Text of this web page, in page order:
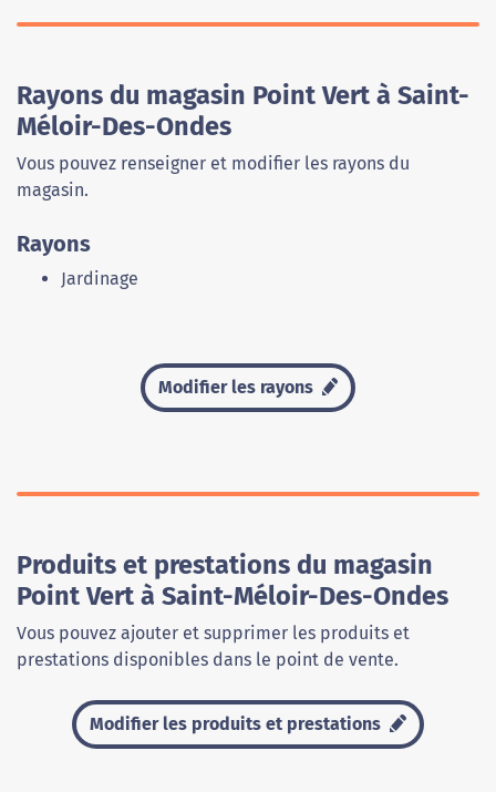
Rayons du magasin Point Vert à Saint-
Méloir-Des-Ondes
Vous pouvez renseigner et modifier les rayons du
magasin.
Rayons
Jardinage
Modifier les rayons
Produits et prestations du magasin
Point Vert à Saint-Méloir-Des-Ondes
Vous pouvez ajouter et supprimer les produits et
prestations disponibles dans le point de vente.
Modifier les produits et prestations